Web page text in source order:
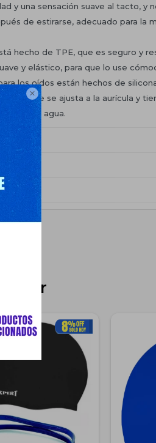

y una sensación suave al tacto, y
de estirarse, adecuado para la
hecho de TPE, que es seguro y
y elástico, para que lo use
los oídos están hechos de
que se ajusta a la aurícula y
de agua.